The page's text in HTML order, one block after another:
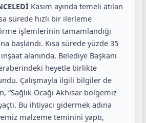
Kasım ayında temeli atılan
sürede hızlı bir ilerleme
işlemlerinin tamamlandığı
başlandı. Kısa sürede yüzde 35
alanında, Belediye Başkanı
heyetle birlikte
Çalışmayla ilgili bilgiler de
“Sağlık Ocağı Akhisar bölgemiz
Bu ihtiyacı gidermek adına
malzeme teminini yaptı,